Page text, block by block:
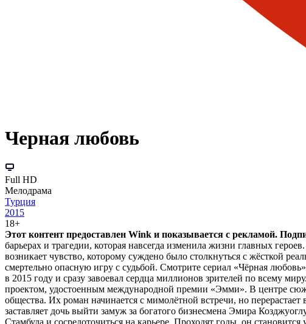
Черная любовь
Full HD
Мелодрама
Турция
2015
18+
Этот контент предоставлен Wink и показывается с рекламой.
барьерах и трагедии, которая навсегда изменила жизни главных
возникает чувство, которому суждено было столкнуться с жёсткой
смертельно опасную игру с судьбой. Смотрите сериал «Чёрная
в 2015 году и сразу завоевал сердца миллионов зрителей по всему
проектом, удостоенным международной премии «Эмми». В центре
общества. Их роман начинается с мимолётной встречи, но
заставляет дочь выйти замуж за богатого бизнесмена Эмира